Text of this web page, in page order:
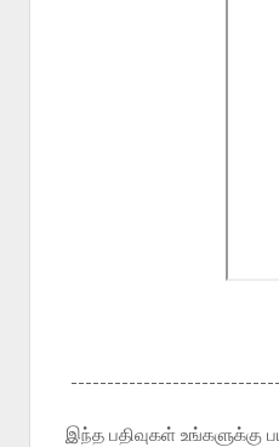
இந்த பதிவுகள்